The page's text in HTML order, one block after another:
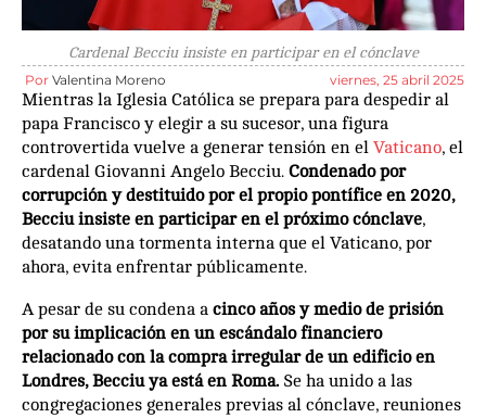
Cardenal Becciu insiste en participar en el cónclave
Por Valentina Moreno viernes, 25 abril 2025
Mientras la Iglesia Católica se prepara para despedir al
papa Francisco y elegir a su sucesor, una figura
controvertida vuelve a generar tensión en el Vaticano, el
cardenal Giovanni Angelo Becciu. Condenado por
corrupción y destituido por el propio pontífice en 2020,
Becciu insiste en participar en el próximo cónclave,
desatando una tormenta interna que el Vaticano, por
ahora, evita enfrentar públicamente.
A pesar de su condena a cinco años y medio de prisión
por su implicación en un escándalo financiero
relacionado con la compra irregular de un edificio en
Londres, Becciu ya está en Roma. Se ha unido a las
congregaciones generales previas al cónclave, reuniones